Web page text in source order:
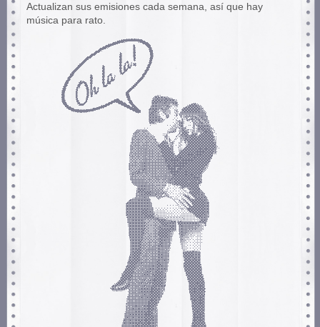
Actualizan sus emisiones cada semana, así que hay
música para rato.